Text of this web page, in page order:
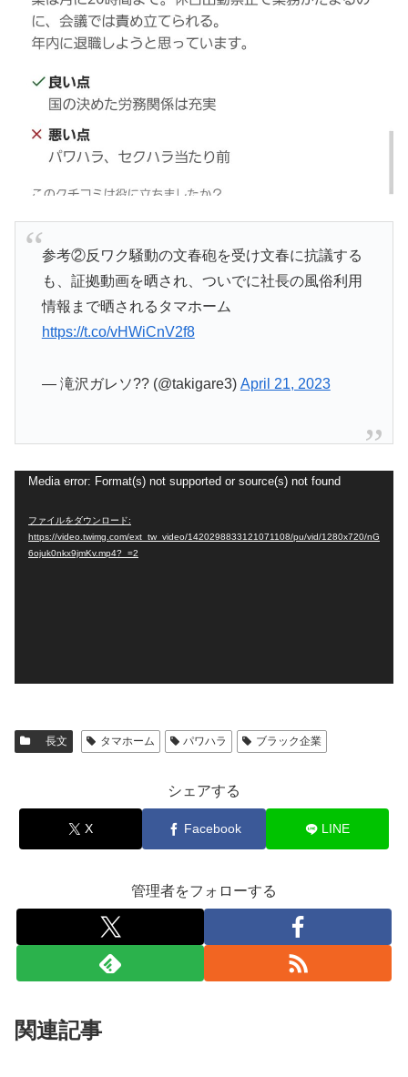
参考②反ワク騒動の文春砲を受け文春に抗議する
も、証拠動画を晒され、ついでに社長の風俗利用
情報まで晒されるタマホーム
https://t.co/vHWiCnV2f8
— 滝沢ガレソ?? (@takigare3) April 21, 2023
Media error: Format(s) not supported or source(s) not found
ファイルをダウンロード:
https://video.twimg.com/ext_tw_video/1420298833121071108/pu/vid/1280x720/nG
6ojuk0nkx9jmKv.mp4?_=2
長文 タマホーム パワハラ ブラック企業
シェアする
X Facebook LINE
管理者をフォローする
関連記事